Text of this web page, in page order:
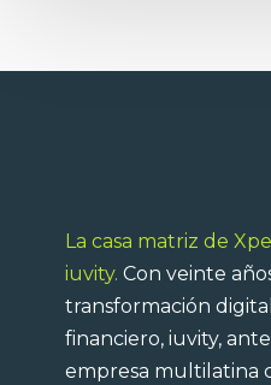
La casa matriz de
iuvity. Con veinte
transformación
financiero, iuvity,
empresa multilatina